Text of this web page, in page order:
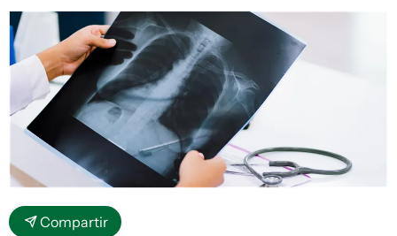
Compartir